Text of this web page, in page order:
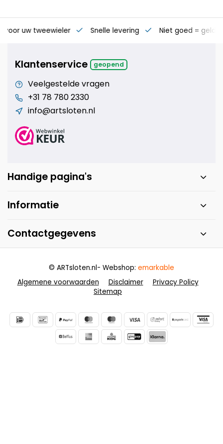
voor uw tweewieler Snelle levering Niet goed = geld
Klantenservice geopend
Veelgestelde vragen
+31 78 780 2330
info@artsloten.nl
Handige pagina's
Informatie
Contactgegevens
Algemene voorwaarden Disclaimer
Privacy Policy
Sitemap
© ARTsloten.nl- Webshop: emarkable